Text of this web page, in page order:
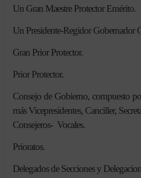
Un Gran Maestre Protector Emérito.
Un Presidente-Regidor Gobernador
Gran Prior Protector.
Prior Protector.
Consejo de Gobierno, compuesto
más Vicepresidentes, Canciller,
Consejeros- Vocales.
Prioratos.
Delegados de Secciones y